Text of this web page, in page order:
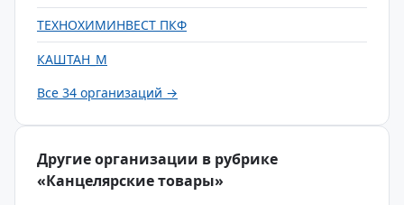
ТЕХНОХИМИНВЕСТ ПКФ
КАШТАН_М
Все 34 организаций →
Другие организации в рубрике
«Канцелярские товары»